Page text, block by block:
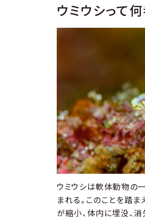
ウミウシって何
ウミウシは軟体動物の一
まれる。このことを踏
が縮小、体内に埋没、